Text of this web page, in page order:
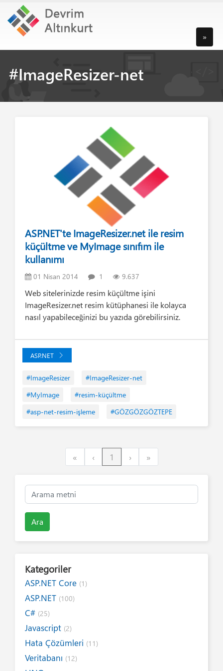
»
#ImageResizer-net
ASP.NET'te ImageResizer.net ile resim
küçültme ve MyImage sınıfım ile
kullanımı
01 Nisan 2014 1 9.637
Web sitelerinizde resim küçültme işini
ImageResizer.net resim kütüphanesi ile kolayca
nasıl yapabileceğinizi bu yazıda görebilirsiniz.
ASP.NET
#ImageResizer
#ImageResizer-net
#MyImage
#resim-küçültme
#asp-net-resim-işleme
#GÖZGÖZGÖZTEPE
«First ‹Previous
1 ›Next»Last
Ara
Kategoriler
ASP.NET Core (1)
ASP.NET (100)
C# (25)
Javascript (2)
Hata Çözümleri (11)
Veritabanı (12)